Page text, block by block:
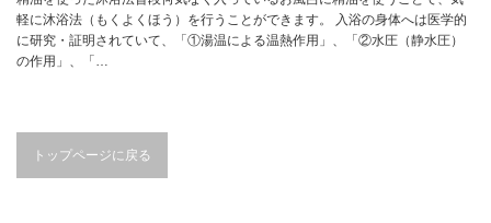
軽に沐浴法（もくよくほう）を行うことができます。 入浴の身体へは医学的
に研究・証明されていて、「①湯温による温熱作用」、「②水圧（静水圧）
の作用」、「…
トップページに戻る